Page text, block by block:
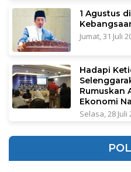
1 Agustus
Jumat, 31 Juli
Hadapi
Rumuskan
Ekonomi
Selasa, 28 Juli